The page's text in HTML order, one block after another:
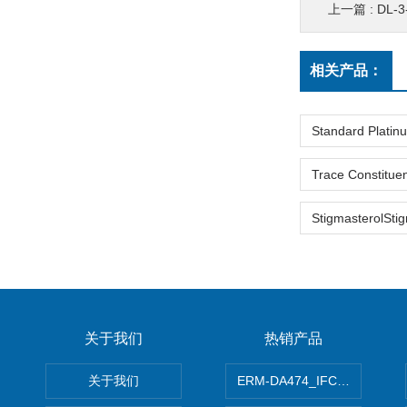
上一篇 : DL-3-
相关产品：
关于我们
关于我们
热销产品
ERM-DA474_IFCCC反应蛋